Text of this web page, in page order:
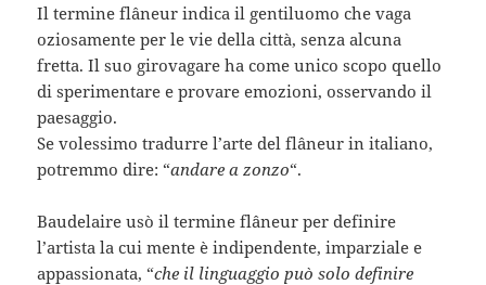
Il termine flâneur indica il gentiluomo che vaga
oziosamente per le vie della città, senza alcuna
fretta. Il suo girovagare ha come unico scopo quello
di sperimentare e provare emozioni, osservando il
paesaggio.
Se volessimo tradurre l’arte del flâneur in italiano,
potremmo dire: “andare a zonzo“.
Baudelaire usò il termine flâneur per definire
l’artista la cui mente è indipendente, imparziale e
appassionata, “che il linguaggio può solo definire